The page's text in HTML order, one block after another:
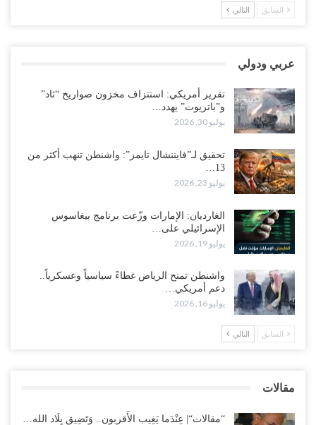
أغسطس 2, 2026
أغسطس 2, 2026
“تعز“| غضب شعبي يشلّ الخط الساحلي المخا- عدن.. هل بدأت المناطق
الاستراتيجية بالانفجار من الداخل..!
أغسطس 2, 2026
“حضرموت“| الانتقالي يناقش تشكيل لجان أهلية بأهم مناطق النفط..
وتلميحات إماراتية إلى انتقال التصعيد نحو الخيار العسكري..!
مع اختفاء وزيرة واستقالة آخر وصراع على السفارات.. أزمة المحاصصة
تعصف بحكومة عدن..!
عقب محاولة انسحابه من مطارح الريان.. المخابرات السعودية تصفي أبرز
مساعدي الحجوري..!
أغسطس 1, 2026
أغسطس 1, 2026
السابق التالي
عربي ودولي
تقرير أمريكي: استنزاف مخزون صواريخ “ثاد”
و”باتريوت” يهدد…
يوليو 30, 2026
تحقيق لـ”فايننشال تايمز”: واشنطن تنهب أكثر من
13…
يوليو 23, 2026
الغارديان: الإمارات وزّعت برنامج بيغاسوس
الإسرائيلي على…
يوليو 19, 2026
واشنطن تمنح الرياض غطاءً سياسياً وعسكرياً..
دعم أمريكي…
يوليو 16, 2026
السابق التالي
مقالات
“مقالات“| عِنْدَما يَغِيب الأَقربون.. وَتَضِيق بِلَاد الله…